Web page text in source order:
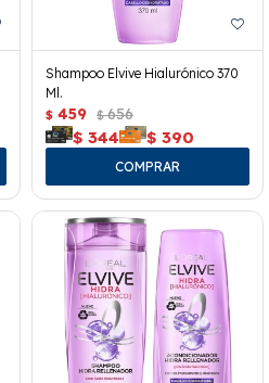
Shampoo Elvive Hialurónico 370
Ml.
$ 459 $ 656
$ 344 $ 390